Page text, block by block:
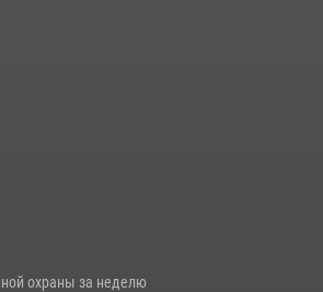
охраны за неделю